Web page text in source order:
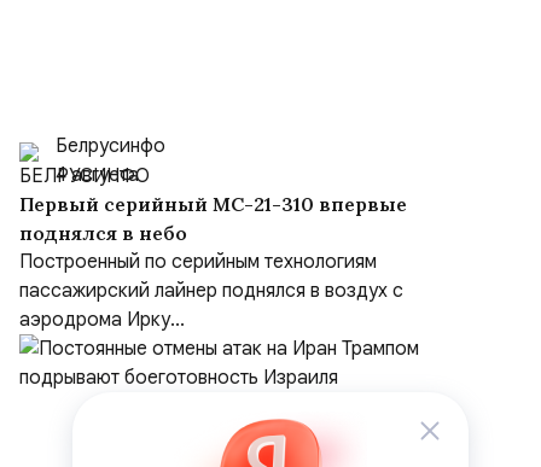
Белрусинфо
4 августа
Первый серийный МС-21-310 впервые
поднялся в небо
Построенный по серийным технологиям
пассажирский лайнер поднялся в воздух с
аэродрома Ирку...